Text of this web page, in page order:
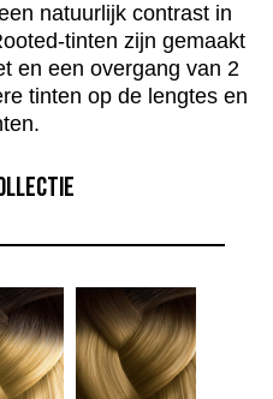
natuurlijk contrast in
tinten zijn gemaakt
en een overgang van 2
tinten op de lengtes en